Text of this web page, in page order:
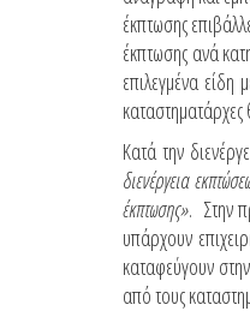
έκπτωσης
έκπτωσης ανά
επιλεγμένα
Κατά την
διενέργεια
έκπτωσης». Στην
υπάρχουν
καταφεύγουν
από τους